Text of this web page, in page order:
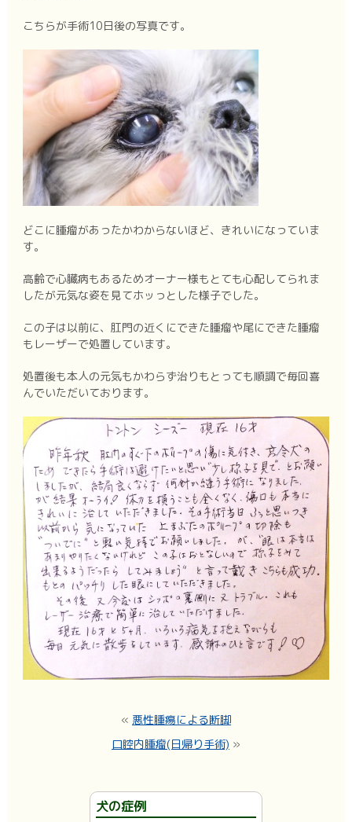
こちらが手術10日後の写真です。
どこに腫瘤があったかわからないほど、きれいになっていま
す。
高齢で心臓病もあるためオーナー様もとても心配してられま
したが元気な姿を見てホッっとした様子でした。
この子は以前に、肛門の近くにできた腫瘤や尾にできた腫瘤
もレーザーで処置しています。
処置後も本人の元気もかわらず治りもとっても順調で毎回喜
んでいただいております。
« 悪性腫瘍による断脚
口腔内腫瘤(日帰り手術) »
犬の症例